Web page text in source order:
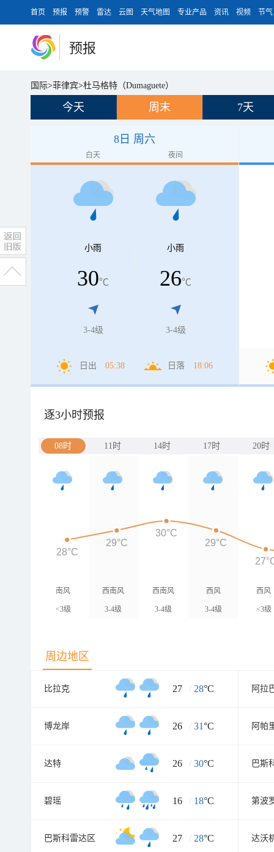
首页 预报 预警 雷达 云图 天气地图 专业产品 资讯 视频 节气
预报
国际>菲律宾>杜马格特（Dumaguete）
今天 周末 7天
8日 周六
白天 夜间
小雨
30℃
3-4级
小雨
26℃
3-4级
日出 05:38 日落 18:06
逐3小时预报
08时 11时 14时 17时 20时
南风
<3级
西南风
3-4级
西南风
3-4级
西风
3-4级
西风
<3级
28°C
29°C
30°C
29°C
周边地区
比拉克 27 / 28°C 阿拉
博龙岸 26 / 31°C 阿帕
达特 26 / 30°C 巴斯
碧瑶 16 / 18°C 第波
巴斯科雷达区 27 / 28°C 达沃